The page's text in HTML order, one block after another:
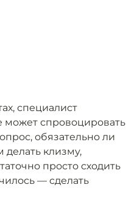
специалист
может спровоцировать
обязательно ли
клизму,
просто сходить
— сделать